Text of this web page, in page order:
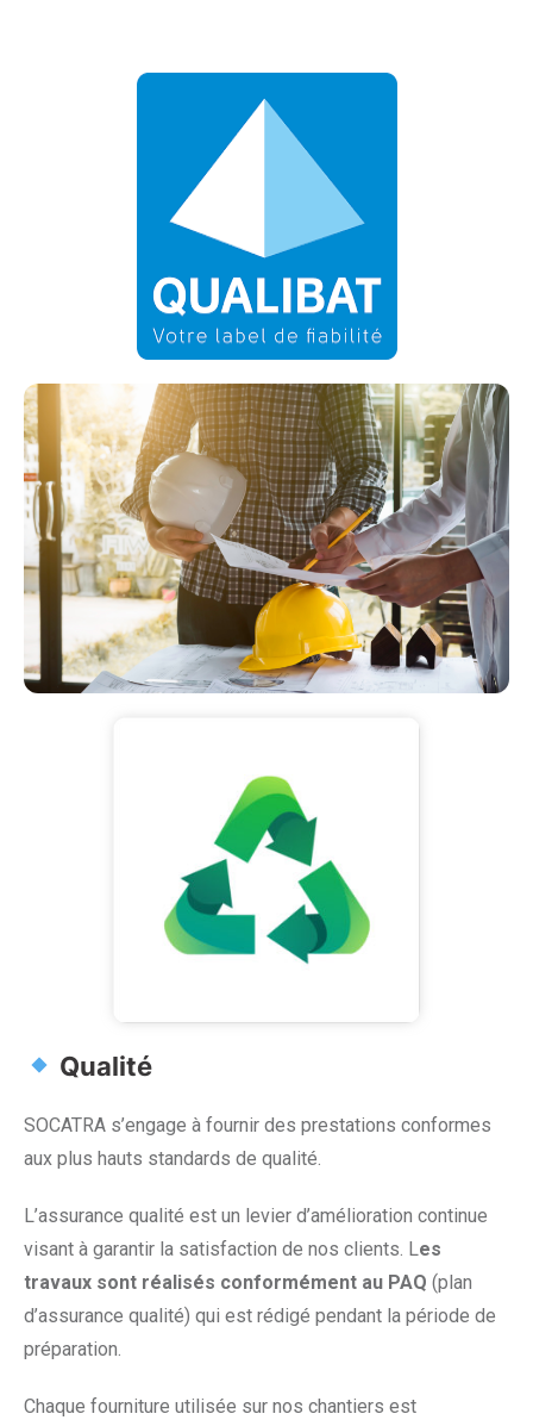
Qualité
SOCATRA s’engage à fournir des prestations conformes
aux plus hauts standards de qualité.
L’assurance qualité est un levier d’amélioration continue
visant à garantir la satisfaction de nos clients. Les
travaux sont réalisés conformément au PAQ (plan
d’assurance qualité) qui est rédigé pendant la période de
préparation.
Chaque fourniture utilisée sur nos chantiers est